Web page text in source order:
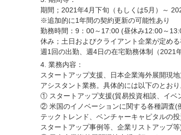
期間；2021年4月下旬（もしくは5月）～
※追加的に1年間の契約更新の可能性あり
勤務時間：9：00～17:00 (昼休み12:00～
休み；土日およびクライアント企業が定める
週1回の出勤、週4日の在宅勤務体制（2021
4. 業務内容：
スタートアップ支援、日本企業海外展開現
アシスタント業務。具体的には以下のとおり
① スタートアップ支援(貿易投資相談、イベ
② 米国のイノベーションに関する各種調査(
テックトレンド、ベンチャーキャピタルの
スタートアップ事例等、企業リストアップ